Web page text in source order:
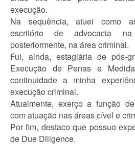
execução.
Na sequência, atuei como
escritório de advocacia
posteriormente, na área criminal.
Fui, ainda, estagiária de pós-
Execução de Penas e
continuidade a minha
execução criminal.
Atualmente, exerço a função
com atuação nas áreas cível e
Por fim, destaco que possuo
de Due Diligence.